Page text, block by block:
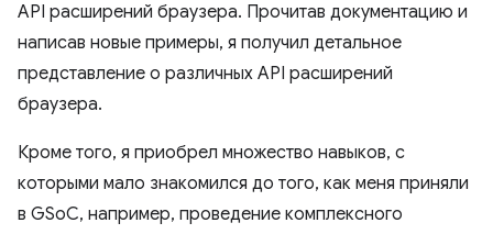
API расширений браузера. Прочитав документацию и
написав новые примеры, я получил детальное
представление о различных API расширений
браузера.
Кроме того, я приобрел множество навыков, с
которыми мало знакомился до того, как меня приняли
в GSoC, например, проведение комплексного